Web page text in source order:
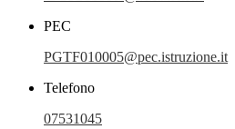
PEC
PGTF010005@pec.istruzione.it
Telefono
07531045